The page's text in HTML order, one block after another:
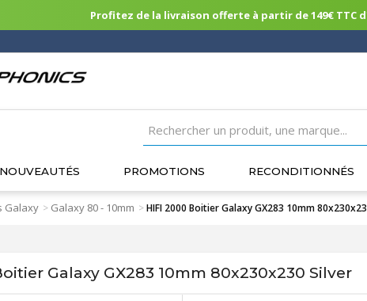
Profitez de la livraison offerte à partir de 149€ TTC
NOUVEAUTÉS PROMOTIONS RECONDITIONNÉS
Galaxy > Galaxy 80 - 10mm >HIFI 2000 Boitier Galaxy GX283 10mm
Galaxy GX283 10mm 80x230x230 Silver